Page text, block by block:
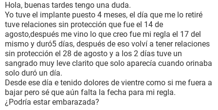
BIENESTAR
SEXUALIDAD
GLOSARIO
Hola, buenas tardes tengo una duda.
Yo tuve el implante puesto 4 meses, el día que me lo retiré
tuve relaciones sin protección que fue el 14 de
agosto,después me vino lo que creo fue mi regla el 17 del
mismo y duró5 días, después de eso volví a tener relaciones
sin protección el 28 de agosto y a los 2 días tuve un
sangrado muy leve clarito que solo aparecía cuando orinaba
solo duró un día.
Desde ese día e tenido dolores de vientre como si me fuera a
bajar pero sé que aún falta la fecha para mi regla.
¿Podría estar embarazada?